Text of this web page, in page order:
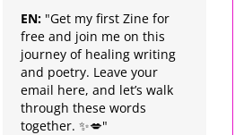
EN: "Get my first Zine for
free and join me on this
journey of healing writing
and poetry. Leave your
email here, and let’s walk
through these words
together. ✨💋"